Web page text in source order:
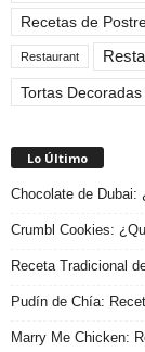
Recetas de
Restaurant
Tortas Decoradas
Lo Último
Chocolate de Dubai:
Crumbl Cookies:
Receta Tradicional
Pudín de Chía:
Marry Me Chicken: